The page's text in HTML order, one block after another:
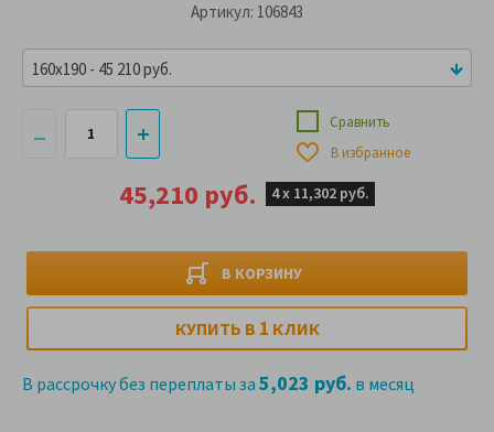
Артикул: 106843
45,210 руб. 4 х 11,302 руб.
В КОРЗИНУ
Сравнить
В избранное
КУПИТЬ В 1 КЛИК
В рассрочку без переплаты за 5,023 руб. в месяц
160x190 - 45 210 руб.